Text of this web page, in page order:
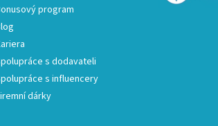
program
s dodavateli
s influencery
dárky